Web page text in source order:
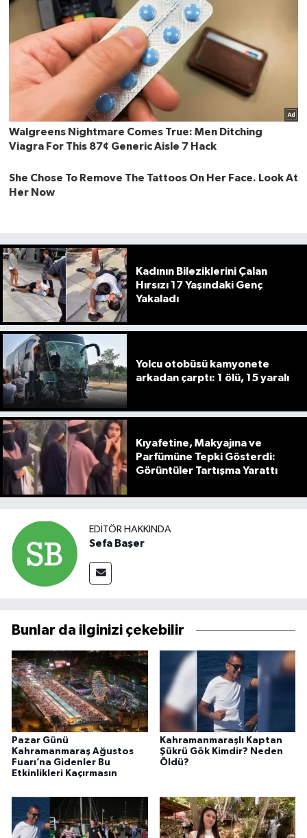
Kadının Bileziklerini Çalan
Hırsızı 17 Yaşındaki Genç
Yakaladı
Yolcu otobüsü kamyonete
arkadan çarptı: 1 ölü, 15 yaralı
Kıyafetine, Makyajına ve
Parfümüne Tepki Gösterdi:
Görüntüler Tartışma Yarattı
EDITÖR HAKKINDA
Sefa Başer
Bunlar da ilginizi çekebilir
Pazar Günü
Kahramanmaraş Ağustos
Fuarı’na Gidenler Bu
Etkinlikleri Kaçırmasın
Kahramanmaraşlı Kaptan
Şükrü Gök Kimdir? Neden
Öldü?